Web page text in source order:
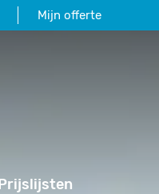
Mijn offerte
Prijslijsten